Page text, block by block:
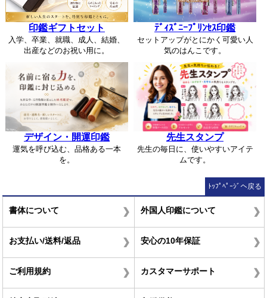
印鑑ギフトセット
入学、卒業、就職、成人、結婚、
出産などのお祝い用に。
ﾃﾞｨｽﾞﾆｰﾌﾟﾘﾝｾｽ印鑑
セットアップがとにかく可愛い人
気のはんこです。
デザイン・開運印鑑
運気を呼び込む、品格ある一本
を。
先生スタンプ
先生の毎日に、使いやすいアイテ
ムです。
ﾄｯﾌﾟﾍﾟｰｼﾞへ戻る
書体について 外国人印鑑について
お支払い/送料/返品 安心の10年保証
ご利用規約 カスタマーサポート